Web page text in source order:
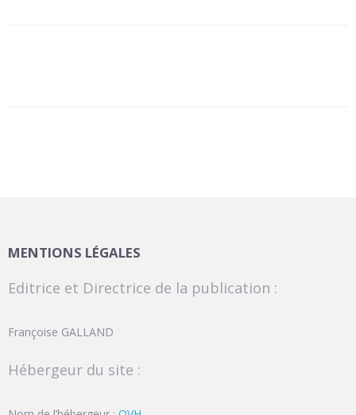
MENTIONS LÉGALES
Editrice et Directrice de la publication :
Françoise GALLAND
Hébergeur du site :